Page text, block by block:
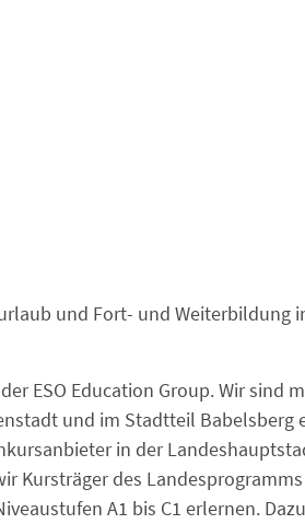
und Fort- und Weiterbildung
ESO Education Group. Wir sind
und im Stadtteil Babelsberg
in der
Kursträger des
A1 bis C1 erlernen.